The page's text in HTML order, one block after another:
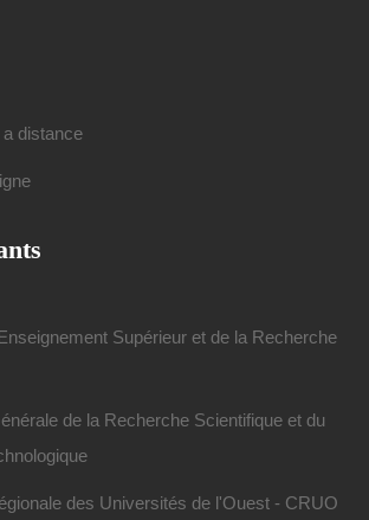
distance
Supérieur et de la Recherche
de la Recherche Scientifique et du
des Universités de l'Ouest - CRUO